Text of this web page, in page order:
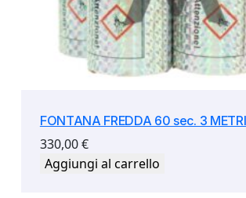
FONTANA FREDDA 60 sec. 3
330,00€
Aggiungi al carrello